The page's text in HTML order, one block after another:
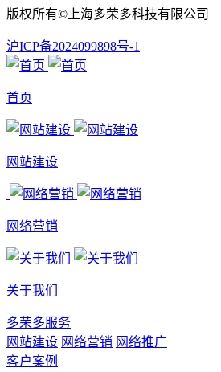
版权所有©上海多荣多科技有限公司
沪ICP备2024099898号-1
首页
网站建设
网络营销
关于我们
多荣多服务
网站建设 网络营销 网络推广
客户案例